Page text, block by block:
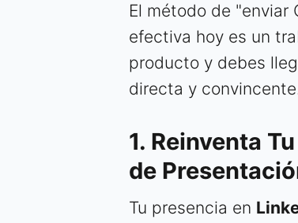
El método de "enviar
efectiva hoy es un
producto y debes
directa y
1. Reinventa
de
Tu presencia en